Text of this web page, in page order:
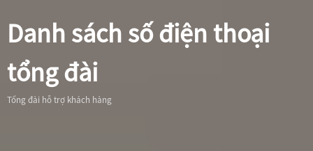
Danh sách số điện thoại
tổng đài
Tổng đài hỗ trợ khách hàng